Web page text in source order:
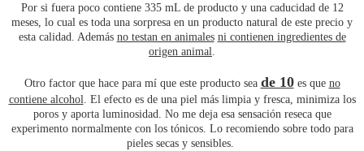
Por si fuera poco contiene 335 mL de producto y una caducidad de 12
meses, lo cual es toda una sorpresa en un producto natural de este precio y
esta calidad. Además no testan en animales ni contienen ingredientes de
origen animal.
Otro factor que hace para mí que este producto sea de 10es que no
contiene alcohol. El efecto es de una piel más limpia y fresca, minimiza los
poros y aporta luminosidad. No me deja esa sensación reseca que
experimento normalmente con los tónicos. Lo recomiendo sobre todo para
pieles secas y sensibles.